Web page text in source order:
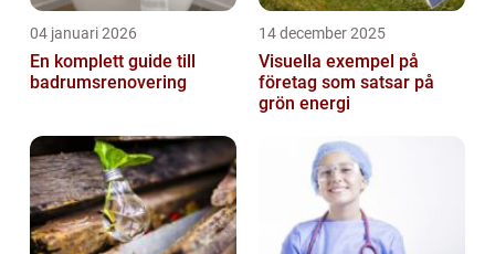
04 januari 2026
En komplett guide till
badrumsrenovering
14 december 2025
Visuella exempel på
företag som satsar på
grön energi